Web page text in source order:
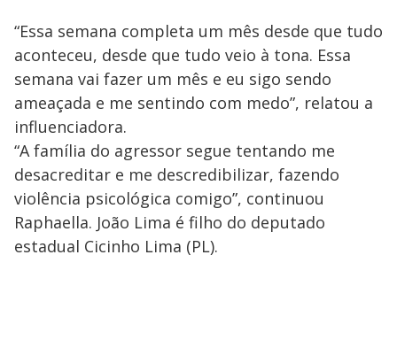
“Essa semana completa um mês desde que tudo
aconteceu, desde que tudo veio à tona. Essa
semana vai fazer um mês e eu sigo sendo
ameaçada e me sentindo com medo”, relatou a
influenciadora.
“A família do agressor segue tentando me
desacreditar e me descredibilizar, fazendo
violência psicológica comigo”, continuou
Raphaella. João Lima é filho do deputado
estadual Cicinho Lima (PL).